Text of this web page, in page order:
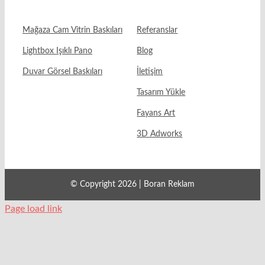
Mağaza Cam Vitrin Baskıları
Lightbox Işıklı Pano
Duvar Görsel Baskıları
Referanslar
Blog
İletişim
Tasarım Yükle
Fayans Art
3D Adworks
© Copyright 2026 | Boran Reklam
Page load link